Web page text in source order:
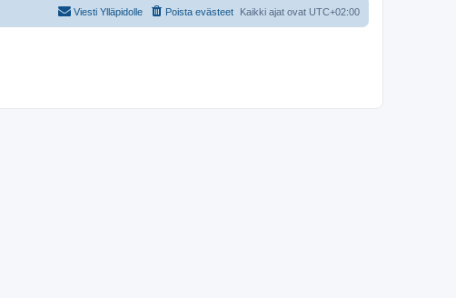
Kaikki ajat ovat UTC+02:00
Poista evästeet
Viesti Ylläpidolle